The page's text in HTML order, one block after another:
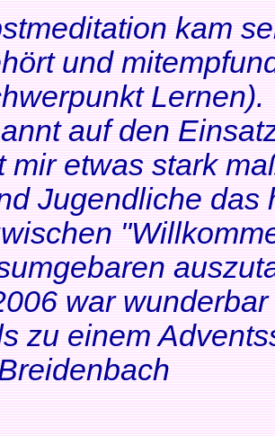
kam
und
Lernen).
auf den
mir etwas stark
Jugendliche das
war
zu einem